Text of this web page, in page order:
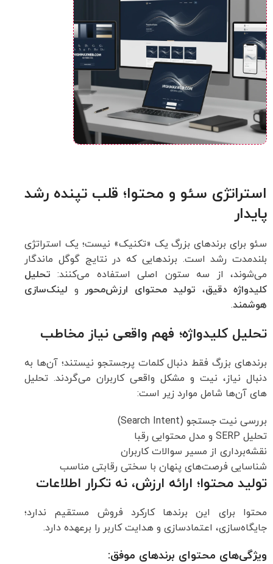
استراتژی سئو و محتوا؛ قلب تپنده رشد
پایدار
سئو برای برندهای بزرگ یک «تکنیک» نیست؛ یک استراتژی
بلندمدت رشد است. برندهایی که در نتایج گوگل ماندگار
می‌شوند، از سه ستون اصلی استفاده می‌کنند: تحلیل
کلیدواژه دقیق، تولید محتوای ارزش‌محور و لینک‌سازی
هوشمند.
تحلیل کلیدواژه؛ فهم واقعی نیاز مخاطب
برندهای بزرگ فقط دنبال کلمات پرجستجو نیستند؛ آن‌ها به
دنبال نیاز، نیت و مشکل واقعی کاربران می‌گردند. تحلیل
های آن‌ها شامل موارد زیر است:
بررسی نیت جستجو (Search Intent)
تحلیل SERP و مدل محتوایی رقبا
نقشه‌برداری از مسیر سوالات کاربران
شناسایی فرصت‌های پنهان با سختی رقابتی مناسب
تولید محتوا؛ ارائه ارزش، نه تکرار اطلاعات
محتوا برای این برندها کارکرد فروش مستقیم ندارد؛
جایگاه‌سازی، اعتمادسازی و هدایت کاربر را برعهده دارد.
ویژگی‌های محتوای برندهای موفق: